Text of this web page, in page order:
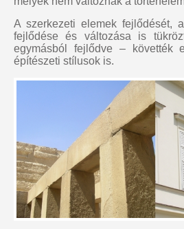
A szerkezeti elemek fejlődését,
fejlődése és változása is
egymásból fejlődve – követték
építészeti stílusok is.